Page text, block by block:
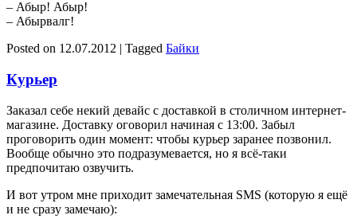
– Абыр! Абыр!
– Абырвалг!
Posted on 12.07.2012 | Tagged Байки
Курьер
Заказал себе некий девайс с доставкой в столичном интернет-
магазине. Доставку оговорил начиная с 13:00. Забыл
проговорить один момент: чтобы курьер заранее позвонил.
Вообще обычно это подразумевается, но я всё-таки
предпочитаю озвучить.
И вот утром мне приходит замечательная SMS (которую я ещё
и не сразу замечаю):